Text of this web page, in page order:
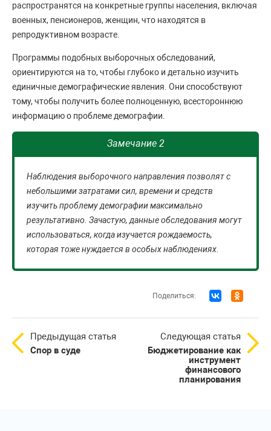
распространятся на конкретные группы населения, включая
военных, пенсионеров, женщин, что находятся в
репродуктивном возрасте.
Программы подобных выборочных обследований,
ориентируются на то, чтобы глубоко и детально изучить
единичные демографические явления. Они способствуют
тому, чтобы получить более полноценную, всестороннюю
информацию о проблеме демографии.
Замечание 2
Наблюдения выборочного направления позволят с
небольшими затратами сил, времени и средств
изучить проблему демографии максимально
результативно. Зачастую, данные обследования могут
использоваться, когда изучается рождаемость,
которая тоже нуждается в особых наблюдениях.
Поделиться:
Предыдущая статья
Спор в суде
Следующая статья
Бюджетирование как
инструмент
финансового
планирования